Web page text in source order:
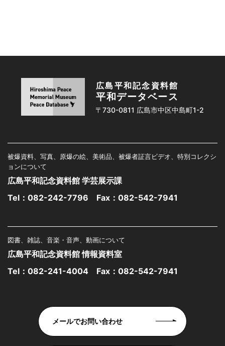
広島平和記念資料館
平和データベース
〒730-0811 広島市中区中島町1-2
被爆資料、写真、原爆の絵、美術品、被爆者証言ビデオ、特別コレクシ
ョンについて
広島平和記念資料館 学芸展示課
Tel： 082-242-7796 Fax：082-542-7941
図書、雑誌、音楽・音声、動画について
広島平和記念資料館 情報資料室
Tel： 082-241-4004 Fax：082-542-7941
メールでお問い合わせ